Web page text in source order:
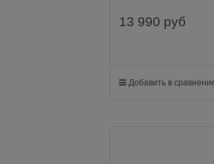
13 990 руб
Добавить в